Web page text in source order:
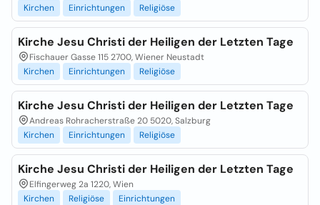
Kirchen
Einrichtungen Religiöse
Kirche Jesu Christi der Heiligen der Letzten Tage
Fischauer Gasse 115 2700, Wiener Neustadt
Kirchen
Einrichtungen Religiöse
Kirche Jesu Christi der Heiligen der Letzten Tage
Andreas Rohracherstraße 20 5020, Salzburg
Kirchen
Einrichtungen Religiöse
Kirche Jesu Christi der Heiligen der Letzten Tage
Elfingerweg 2a 1220, Wien
Kirchen
Religiöse Einrichtungen